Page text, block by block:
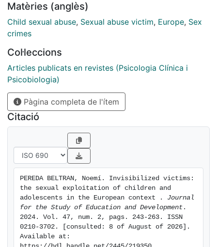
2.5% of European boys and girls, with these figures
being notably higher among specific high-risk groups.
Preventing situations of CSE, identifying them and
possible if Europe acknowledges and addresses the
reality of this serious issue of personal and social
vulnerability that affects a significant number of boys
and girls within our borders. It has been invisible for
far too long.
Matèries (anglès)
Child sexual abuse, Sexual abuse victim, Europe, Sex
crimes
Col·leccions
Articles publicats en revistes (Psicologia Clínica i
Psicobiologia)
Pàgina completa de l'ítem
Citació
PEREDA BELTRAN, Noemí. Invisibilized victims:
the sexual exploitation of children and
adolescents in the European context . Journal
for the Study of Education and Development .
2024. Vol. 47, num. 2, pags. 243-263. ISSN
0210-3702. [consulted: 8 of August of 2026].
Available at: